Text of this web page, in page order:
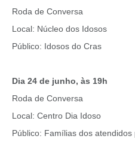
Roda de Conversa
Local: Núcleo dos Idosos
Público: Idosos do Cras
Dia 24 de junho, às 19h
Roda de Conversa
Local: Centro Dia Idoso
Público: Famílias dos atendidos